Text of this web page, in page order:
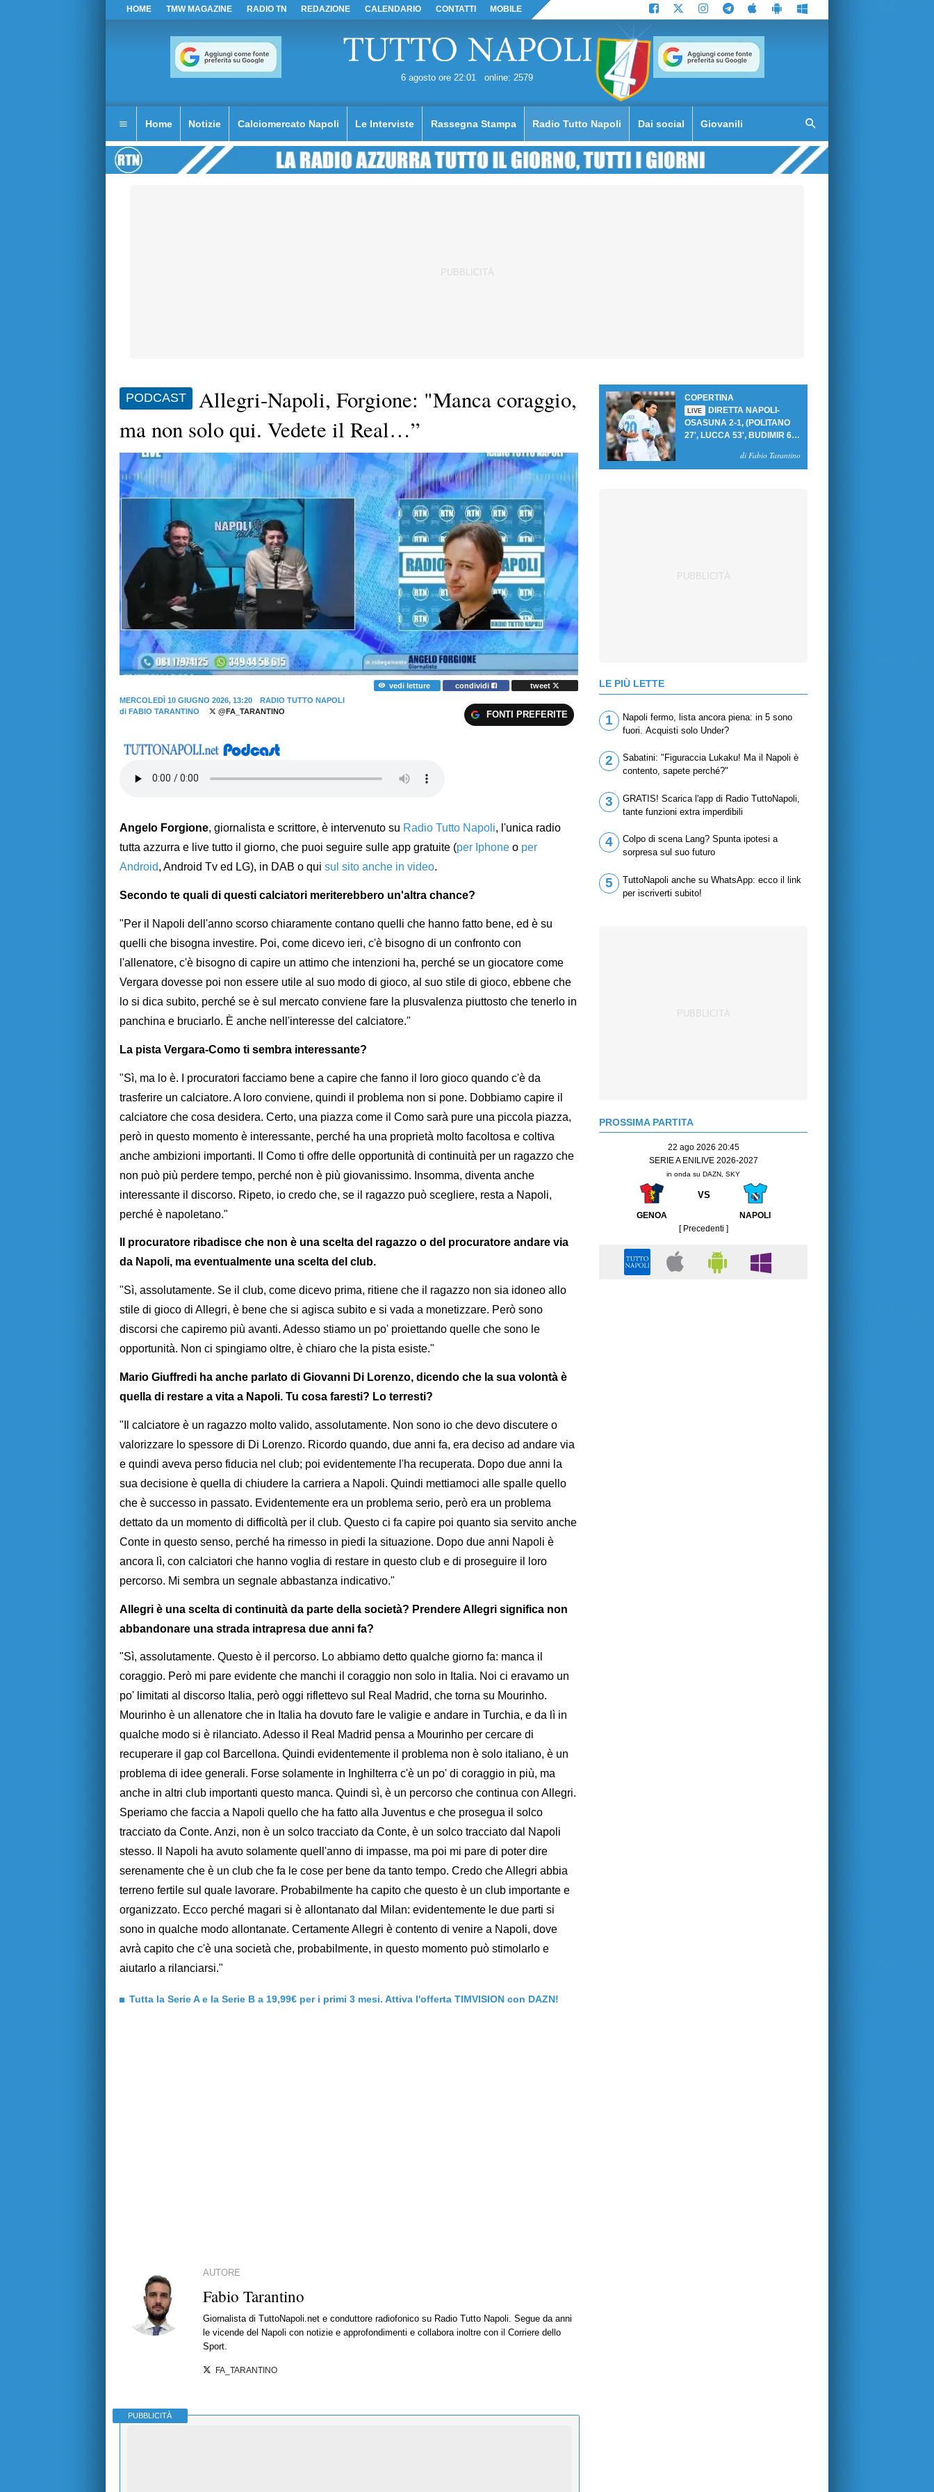
HOME TMW MAGAZINE RADIO TN REDAZIONE CALENDARIO CONTATTI MOBILE
6 agosto ore 22:01 online: 2579
Home Notizie Calciomercato Napoli Le Interviste Rassegna Stampa Radio Tutto Napoli Dai social Giovanili
PODCAST
Allegri-Napoli, Forgione: "Manca coraggio,
ma non solo qui. Vedete il Real…”
vedi letture condividi
tweet
MERCOLEDÌ 10 GIUGNO 2026, 13:20
RADIO TUTTO NAPOLI
di FABIO TARANTINO @FA_TARANTINO FONTI PREFERITE
Angelo Forgione, giornalista e scrittore, è intervenuto su Radio Tutto Napoli, l'unica radio
tutta azzurra e live tutto il giorno, che puoi seguire sulle app gratuite (per Iphone o per
Android, Android Tv ed LG), in DAB o qui sul sito anche in video.
Secondo te quali di questi calciatori meriterebbero un'altra chance?
"Per il Napoli dell'anno scorso chiaramente contano quelli che hanno fatto bene, ed è su
quelli che bisogna investire. Poi, come dicevo ieri, c'è bisogno di un confronto con
l'allenatore, c'è bisogno di capire un attimo che intenzioni ha, perché se un giocatore come
Vergara dovesse poi non essere utile al suo modo di gioco, al suo stile di gioco, ebbene che
lo si dica subito, perché se è sul mercato conviene fare la plusvalenza piuttosto che tenerlo in
panchina e bruciarlo. È anche nell'interesse del calciatore."
La pista Vergara-Como ti sembra interessante?
"Sì, ma lo è. I procuratori facciamo bene a capire che fanno il loro gioco quando c'è da
trasferire un calciatore. A loro conviene, quindi il problema non si pone. Dobbiamo capire il
calciatore che cosa desidera. Certo, una piazza come il Como sarà pure una piccola piazza,
però in questo momento è interessante, perché ha una proprietà molto facoltosa e coltiva
anche ambizioni importanti. Il Como ti offre delle opportunità di continuità per un ragazzo che
non può più perdere tempo, perché non è più giovanissimo. Insomma, diventa anche
interessante il discorso. Ripeto, io credo che, se il ragazzo può scegliere, resta a Napoli,
perché è napoletano."
Il procuratore ribadisce che non è una scelta del ragazzo o del procuratore andare via
da Napoli, ma eventualmente una scelta del club.
"Sì, assolutamente. Se il club, come dicevo prima, ritiene che il ragazzo non sia idoneo allo
stile di gioco di Allegri, è bene che si agisca subito e si vada a monetizzare. Però sono
discorsi che capiremo più avanti. Adesso stiamo un po' proiettando quelle che sono le
opportunità. Non ci spingiamo oltre, è chiaro che la pista esiste."
Mario Giuffredi ha anche parlato di Giovanni Di Lorenzo, dicendo che la sua volontà è
quella di restare a vita a Napoli. Tu cosa faresti? Lo terresti?
"Il calciatore è un ragazzo molto valido, assolutamente. Non sono io che devo discutere o
valorizzare lo spessore di Di Lorenzo. Ricordo quando, due anni fa, era deciso ad andare via
e quindi aveva perso fiducia nel club; poi evidentemente l'ha recuperata. Dopo due anni la
sua decisione è quella di chiudere la carriera a Napoli. Quindi mettiamoci alle spalle quello
che è successo in passato. Evidentemente era un problema serio, però era un problema
dettato da un momento di difficoltà per il club. Questo ci fa capire poi quanto sia servito anche
Conte in questo senso, perché ha rimesso in piedi la situazione. Dopo due anni Napoli è
ancora lì, con calciatori che hanno voglia di restare in questo club e di proseguire il loro
percorso. Mi sembra un segnale abbastanza indicativo."
Allegri è una scelta di continuità da parte della società? Prendere Allegri significa non
abbandonare una strada intrapresa due anni fa?
"Sì, assolutamente. Questo è il percorso. Lo abbiamo detto qualche giorno fa: manca il
coraggio. Però mi pare evidente che manchi il coraggio non solo in Italia. Noi ci eravamo un
po' limitati al discorso Italia, però oggi riflettevo sul Real Madrid, che torna su Mourinho.
Mourinho è un allenatore che in Italia ha dovuto fare le valigie e andare in Turchia, e da lì in
qualche modo si è rilanciato. Adesso il Real Madrid pensa a Mourinho per cercare di
recuperare il gap col Barcellona. Quindi evidentemente il problema non è solo italiano, è un
problema di idee generali. Forse solamente in Inghilterra c'è un po' di coraggio in più, ma
anche in altri club importanti questo manca. Quindi sì, è un percorso che continua con Allegri.
Speriamo che faccia a Napoli quello che ha fatto alla Juventus e che prosegua il solco
tracciato da Conte. Anzi, non è un solco tracciato da Conte, è un solco tracciato dal Napoli
stesso. Il Napoli ha avuto solamente quell'anno di impasse, ma poi mi pare di poter dire
serenamente che è un club che fa le cose per bene da tanto tempo. Credo che Allegri abbia
terreno fertile sul quale lavorare. Probabilmente ha capito che questo è un club importante e
organizzato. Ecco perché magari si è allontanato dal Milan: evidentemente le due parti si
sono in qualche modo allontanate. Certamente Allegri è contento di venire a Napoli, dove
avrà capito che c'è una società che, probabilmente, in questo momento può stimolarlo e
aiutarlo a rilanciarsi."
Tutta la Serie A e la Serie B a 19,99€ per i primi 3 mesi. Attiva l'offerta TIMVISION con DAZN!
AUTORE
Fabio Tarantino
Giornalista di TuttoNapoli.net e conduttore radiofonico su Radio Tutto Napoli. Segue da anni
le vicende del Napoli con notizie e approfondimenti e collabora inoltre con il Corriere dello
Sport.
FA_TARANTINO
PUBBLICITÀ
COPERTINA
LIVE
DIRETTA NAPOLI-
OSASUNA 2-1, (POLITANO
27', LUCCA 53', BUDIMIR 69'
PER PRIMA VITTORIA AL
di Fabio Tarantino
LE PIÙ LETTE
1
Napoli fermo, lista ancora piena: in 5 sono
fuori. Acquisti solo Under?
2
Sabatini: "Figuraccia Lukaku! Ma il Napoli è
contento, sapete perché?"
3
GRATIS! Scarica l'app di Radio TuttoNapoli,
tante funzioni extra imperdibili
4
Colpo di scena Lang? Spunta ipotesi a
sorpresa sul suo futuro
5
TuttoNapoli anche su WhatsApp: ecco il link
per iscriverti subito!
PROSSIMA PARTITA
22 ago 2026 20:45
SERIE A ENILIVE 2026-2027
in onda su DAZN, SKY
VS
GENOA
NAPOLI
[ Precedenti ]